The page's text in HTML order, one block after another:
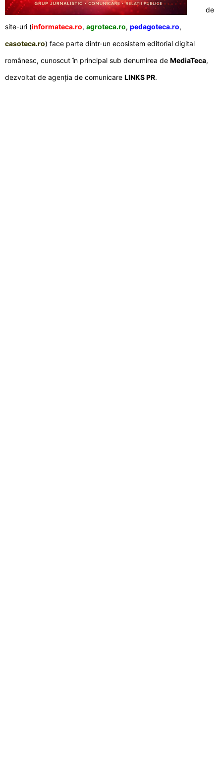
de
site-uri (informateca.ro, agroteca.ro, pedagoteca.ro,
casoteca.ro) face parte dintr-un ecosistem editorial digital
românesc, cunoscut în principal sub denumirea de MediaTeca,
dezvoltat de agenția de comunicare LINKS PR.